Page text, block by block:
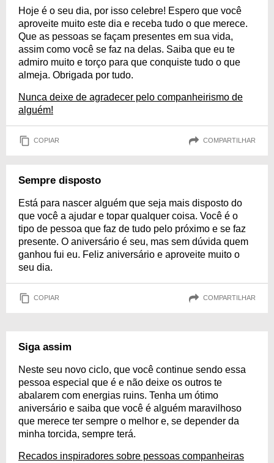
Hoje é o seu dia, por isso celebre! Espero que você
aproveite muito este dia e receba tudo o que merece.
Que as pessoas se façam presentes em sua vida,
assim como você se faz na delas. Saiba que eu te
admiro muito e torço para que conquiste tudo o que
almeja. Obrigada por tudo.
Nunca deixe de agradecer pelo companheirismo de
alguém!
COPIAR COMPARTILHAR
Sempre disposto
Está para nascer alguém que seja mais disposto do
que você a ajudar e topar qualquer coisa. Você é o
tipo de pessoa que faz de tudo pelo próximo e se faz
presente. O aniversário é seu, mas sem dúvida quem
ganhou fui eu. Feliz aniversário e aproveite muito o
seu dia.
COPIAR COMPARTILHAR
Siga assim
Neste seu novo ciclo, que você continue sendo essa
pessoa especial que é e não deixe os outros te
abalarem com energias ruins. Tenha um ótimo
aniversário e saiba que você é alguém maravilhoso
que merece ter sempre o melhor e, se depender da
minha torcida, sempre terá.
Recados inspiradores sobre pessoas companheiras